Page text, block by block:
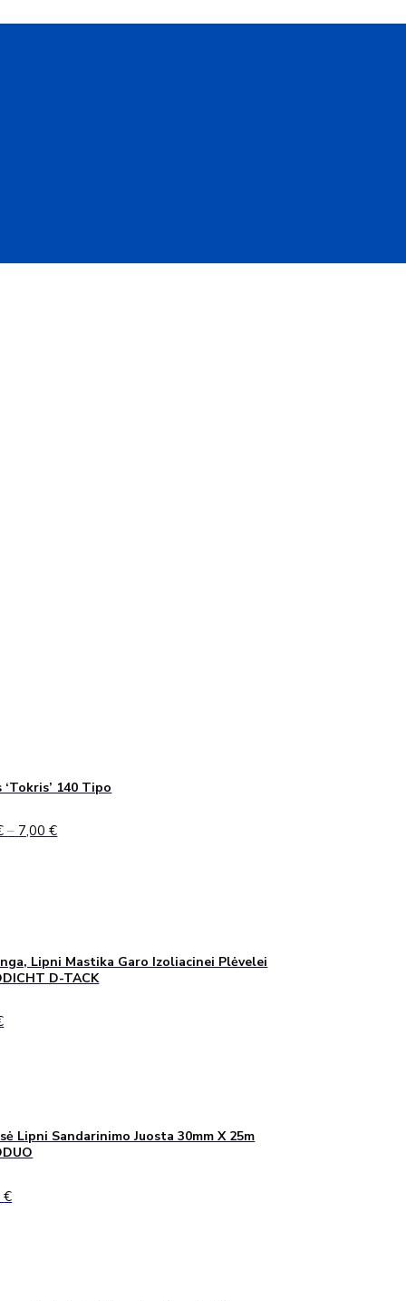
‘Tokris’ 140 Tipo
– 7,00€Price
Lipni Mastika Garo Izoliacinei Plėvelei
D-TACK
Lipni Sandarinimo Juosta 30mm X 25m
€